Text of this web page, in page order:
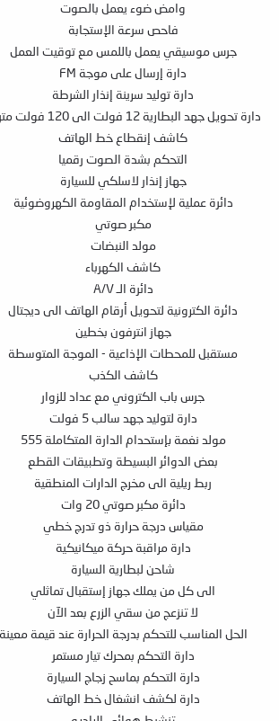
وامض ضوء يعمل بالصوت
فاحص سرعة الإستجابة
جرس موسيقي يعمل باللمس مع توقيت العمل
دارة إرسال على موجة FM
دارة توليد سرينة إنذار الشرطة
دارة تحويل جهد البطارية 12 فولت الى 120 فولت متردد
كاشف إنقطاع خط الهاتف
التحكم بشدة الصوت رقميا
جهاز إنذار لاسلكي للسيارة
دائرة عملية لإستخدام المقاومة الكهروضوئية
مكبر صوتي
مولد النبضات
كاشف الكهرباء
دائرة الـ A/V
دائرة الكترونية لتحويل أرقام الهاتف الى ديجتال
جهاز انترفون بخطين
مستقبل للمحطات الإذاعية - الموجة المتوسطة
كاشف الكذب
جرس باب الكتروني مع عداد للزوار
دارة لتوليد جهد سالب 5 فولت
مولد نغمة بإستحدام الدارة المتكاملة 555
بعض الدوائر البسيطة وتطبيقات القطع
ربط ريلية الى مخرج الدارات المنطقية
دائرة مكبر صوتي 20 وات
مقياس درجة حرارة ذو تدرج خطي
دارة مراقبة حركة ميكانيكية
شاحن لبطارية السيارة
الى كل من يملك جهاز إستقبال تماثلي
لا تنزعج من سقي الزرع بعد الآن
الحل المناسب للتحكم بدرجة الحرارة عند قيمة
دارة التحكم بمحرك تيار مستمر
دارة التحكم بماسح زجاج السيارة
دارة لكشف انشغال خط الهاتف